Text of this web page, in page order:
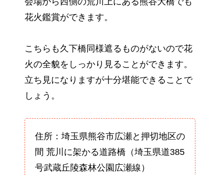
花火鑑賞ができます。
こちらも久下橋同様遮るものがないので花
火の全貌をしっかり見ることができます。
立ち見になりますが十分堪能できることで
しょう。
住所：埼玉県熊谷市広瀬と押切地区の
間 荒川に架かる道路橋（埼玉県道385
号武蔵丘陵森林公園広瀬線）